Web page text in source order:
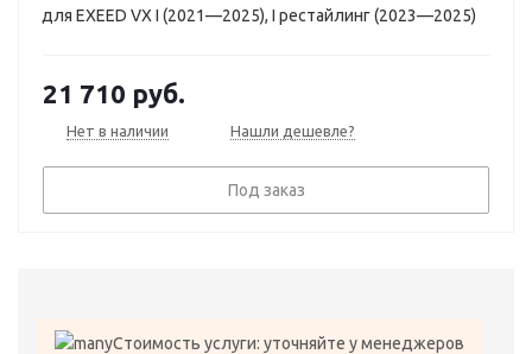
для EXEED VX I (2021—2025), I рестайлинг (2023—2025)
21 710 руб.
Нет в наличии Нашли дешевле?
Под заказ
Стоимость услуги: уточняйте у менеджеров